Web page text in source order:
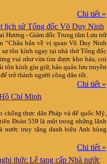
Chi tiết »
lịch sử Tổng đốc Võ Duy Ninh
Hương - Giám đốc Trung tâm Lưu trữ
“Châu bản về vị quan Võ Duy Ninh
tôn kính ngay tại nhà thờ Tổng đốc
vui như vừa tìm được kho báu, coi
tôn kính gìn giữ, bảo quản lưu truyền
trở thành người công dân tốt.
Chi tiết »
Chí Minh
thực dân Pháp và đế quốc Mỹ,
Đoàn 559 là một trong những lãnh
nước truy tặng danh hiệu Anh hùng
Chi tiết »
thức Lễ tang cấp Nhà nước